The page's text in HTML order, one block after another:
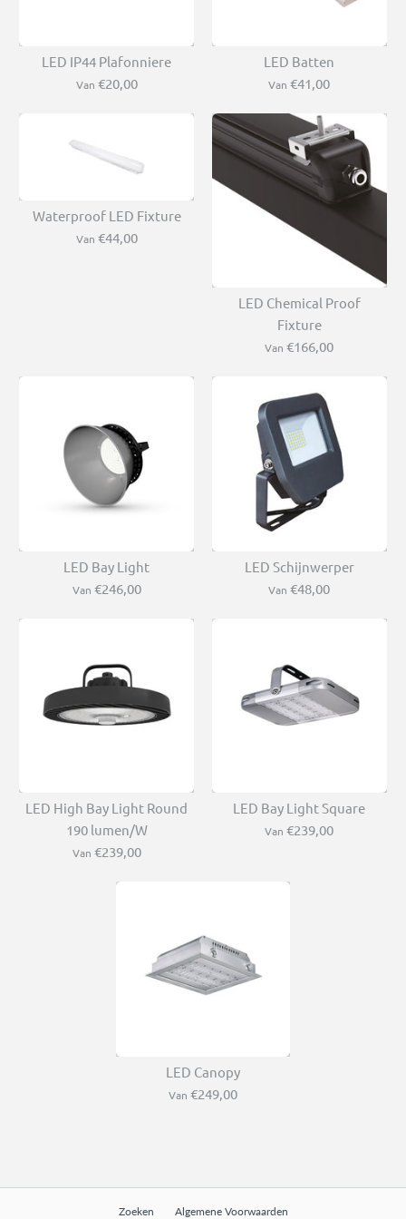
LED IP44 Plafonniere
Van €20,00
LED Batten
Van €41,00
Waterproof LED Fixture
Van €44,00
LED Chemical Proof
Fixture
Van €166,00
LED Bay Light
Van €246,00
LED Schijnwerper
Van €48,00
LED High Bay Light Round
190 lumen/W
Van €239,00
LED Bay Light Square
Van €239,00
LED Canopy
Van €249,00
Zoeken Algemene Voorwaarden